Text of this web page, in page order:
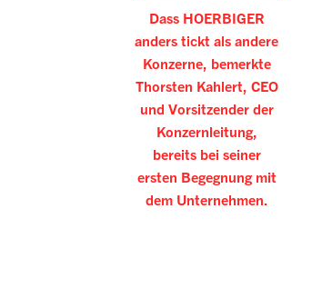
Dass HOERBIGER
anders tickt als andere
Konzerne, bemerkte
Thorsten Kahlert, CEO
und Vorsitzender der
Konzernleitung,
bereits bei seiner
ersten Begegnung mit
dem Unternehmen.